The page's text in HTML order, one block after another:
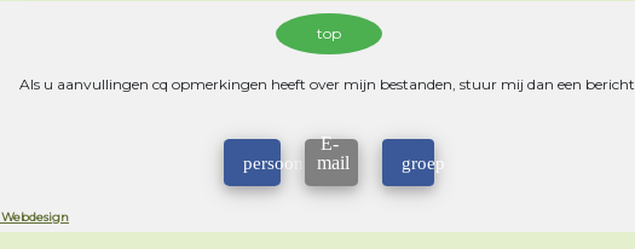
top
Als u aanvullingen cq opmerkingen heeft over mijn bestanden, stuur mij dan een bericht.
persoonlijk
E-
mail
groep